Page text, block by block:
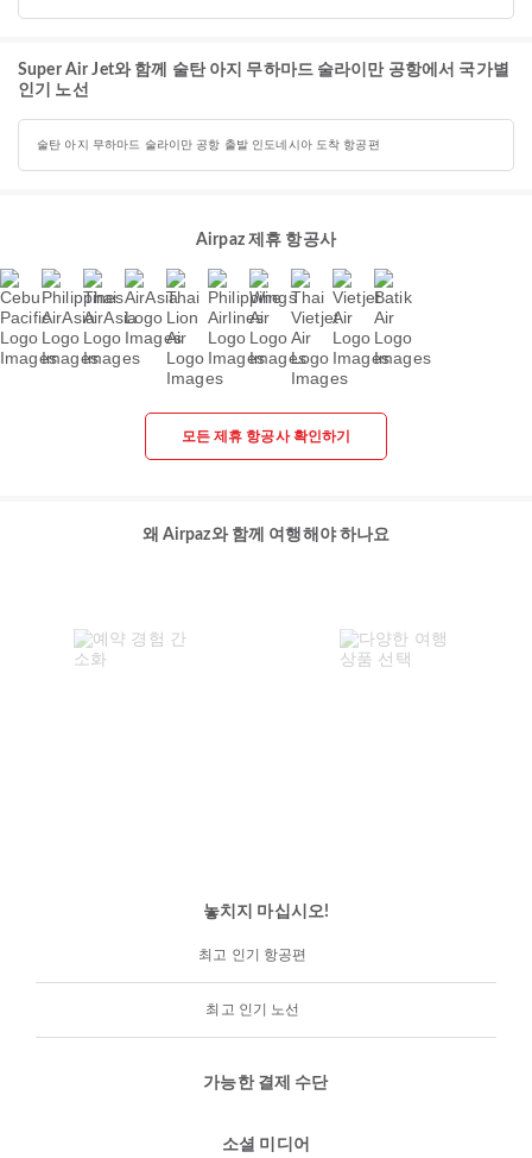
Super Air Jet와 함께 술탄 아지 무하마드 술라이만 공항에서 국가별
인기 노선
술탄 아지 무하마드 술라이만 공항 출발 인도네시아 도착 항공편
Airpaz 제휴 항공사
모든 제휴 항공사 확인하기
왜 Airpaz와 함께 여행해야 하나요
놓치지 마십시오!
최고 인기 항공편
최고 인기 노선
가능한 결제 수단
소셜 미디어